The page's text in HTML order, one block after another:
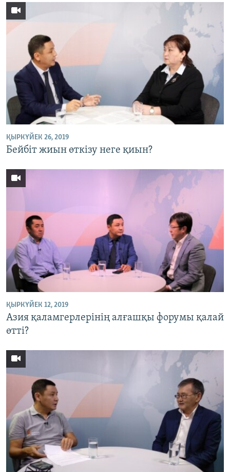
ҚЫРКҮЙЕК 26, 2019
Бейбіт жиын өткізу неге қиын?
ҚЫРКҮЙЕК 12, 2019
Азия қаламгерлерінің алғашқы форумы қалай
өтті?